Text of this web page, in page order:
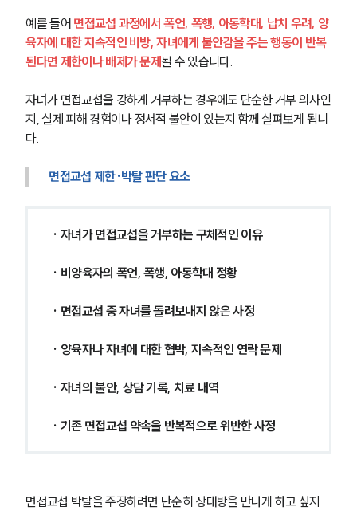
예를 들어 면접교섭 과정에서 폭언, 폭행, 아동학대, 납치 우려, 양
육자에 대한 지속적인 비방, 자녀에게 불안감을 주는 행동이 반복
된다면 제한이나 배제가 문제될 수 있습니다.
자녀가 면접교섭을 강하게 거부하는 경우에도 단순한 거부 의사인
지, 실제 피해 경험이나 정서적 불안이 있는지 함께 살펴보게 됩니
다.
면접교섭 제한·박탈 판단 요소
· 자녀가 면접교섭을 거부하는 구체적인 이유
· 비양육자의 폭언, 폭행, 아동학대 정황
· 면접교섭 중 자녀를 돌려보내지 않은 사정
· 양육자나 자녀에 대한 협박, 지속적인 연락 문제
· 자녀의 불안, 상담 기록, 치료 내역
· 기존 면접교섭 약속을 반복적으로 위반한 사정
면접교섭 박탈을 주장하려면 단순히 상대방을 만나게 하고 싶지